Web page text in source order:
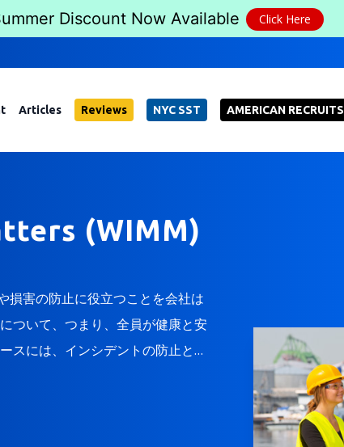
Discount Now Available Click Here
Articles Reviews NYC SST AMERICAN RECRUITS
(WIMM)
損害の防止に役立つことを会社は
ついて、つまり、全員が健康と安
スには、インシデントの防止と管